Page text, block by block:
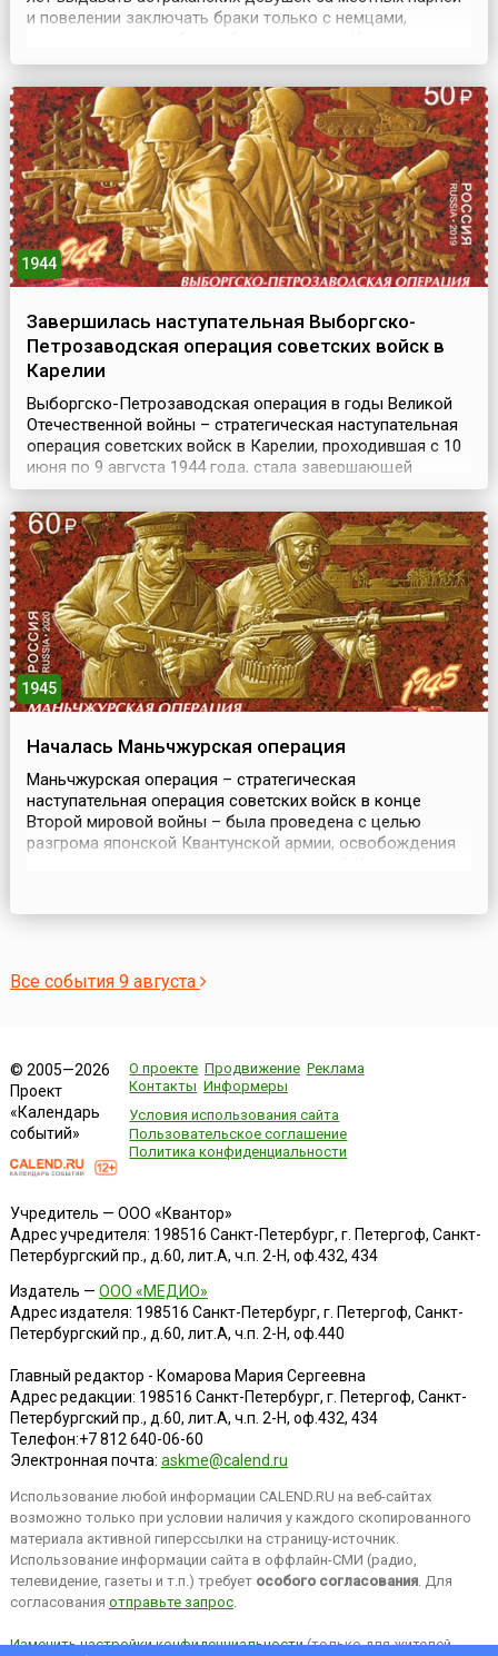
и повелении заключать браки только с немцами,
Астрахани единовременно сыграли сотню свадеб.
ночью резню иноземцев, переросшую во всенародное
выс...
1944
Завершилась наступательная Выборгско-
Петрозаводская операция советских войск в
Карелии
Выборгско-Петрозаводская операция в годы Великой
Отечественной войны – стратегическая наступательная
операция советских войск в Карелии, проходившая с 10
июня по 9 августа 1944 года, стала завершающей
операцией битвы за Ленинград. Цель наступления
заключалась в ликвидации угрозы Ленинграду, а также
в ускорении выхода Финляндии из войны.Успехи
советских войск во время зимней кампании 1944 года ...
1945
Началась Маньчжурская операция
Маньчжурская операция – стратегическая
наступательная операция советских войск в конце
Второй мировой войны – была проведена с целью
разгрома японской Квантунской армии, освобождения
Все события 9 августа
© 2005—2026
Проект
«Календарь
событий»
О проекте Продвижение Реклама
Контакты Информеры
Условия использования сайта
Пользовательское соглашение
Политика конфиденциальности
Учредитель — ООО «Квантор»
Адрес учредителя: 198516 Санкт-Петербург, г. Петергоф, Санкт-
Петербургский пр., д.60, лит.А, ч.п. 2-Н, оф.432, 434
Издатель — ООО «МЕДИО»
Адрес издателя: 198516 Санкт-Петербург, г. Петергоф, Санкт-
Петербургский пр., д.60, лит.А, ч.п. 2-Н, оф.440
Главный редактор - Комарова Мария Сергеевна
Адрес редакции: 198516 Санкт-Петербург, г. Петергоф, Санкт-
Петербургский пр., д.60, лит.А, ч.п. 2-Н, оф.432, 434
Телефон:+7 812 640-06-60
Электронная почта: askme@calend.ru
Использование любой информации CALEND.RU на веб-сайтах
возможно только при условии наличия у каждого скопированного
материала активной гиперссылки на страницу-источник.
Использование информации сайта в оффлайн-СМИ (радио,
телевидение, газеты и т.п.) требует особого согласования. Для
согласования отправьте запрос.
Изменить настройки конфиденциальности(только для жителей